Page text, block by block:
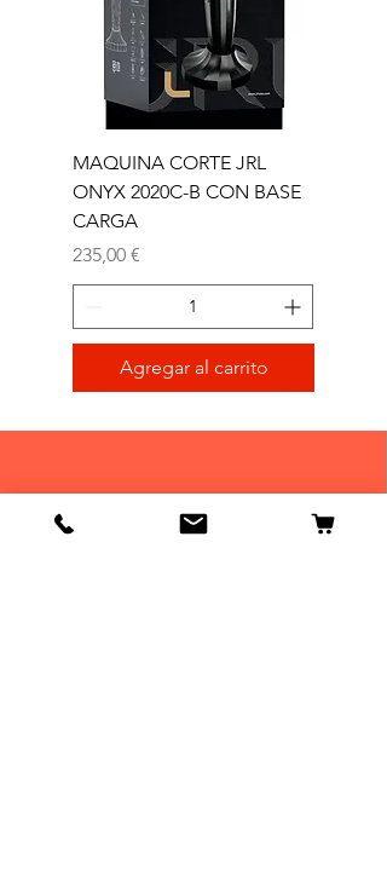
MAQUINA CORTE JRL
ONYX 2020C-B CON BASE
CARGA
Precio
235,00 €
Agregar al carrito
Tienda